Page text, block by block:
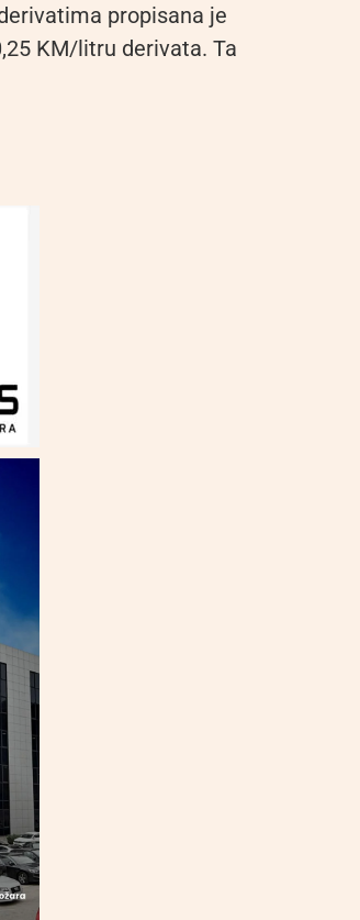
propisana je
KM/litru derivata. Ta